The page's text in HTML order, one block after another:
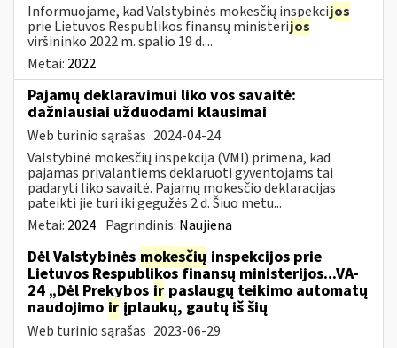
Informuojame, kad Valstybinės mokesčių inspekcijos
prie Lietuvos Respublikos finansų ministerijos
viršininko 2022 m. spalio 19 d....
Metai: 2022
Pajamų deklaravimui liko vos savaitė:
dažniausiai užduodami klausimai
Web turinio sąrašas 2024-04-24
Valstybinė mokesčių inspekcija (VMI) primena, kad
pajamas privalantiems deklaruoti gyventojams tai
padaryti liko savaitė. Pajamų mokesčio deklaracijas
pateikti jie turi iki gegužės 2 d. Šiuo metu...
Metai: 2024 Pagrindinis: Naujiena
Dėl Valstybinės mokesčių inspekcijos prie
Lietuvos Respublikos finansų ministerijos...VA-
24 „Dėl Prekybos ir paslaugų teikimo automatų
naudojimo ir įplaukų, gautų iš šių
Web turinio sąrašas 2023-06-29